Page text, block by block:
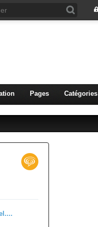
Pages Catégories